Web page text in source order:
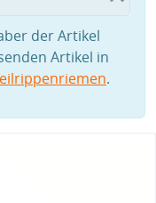
der Artikel
Artikel in
.